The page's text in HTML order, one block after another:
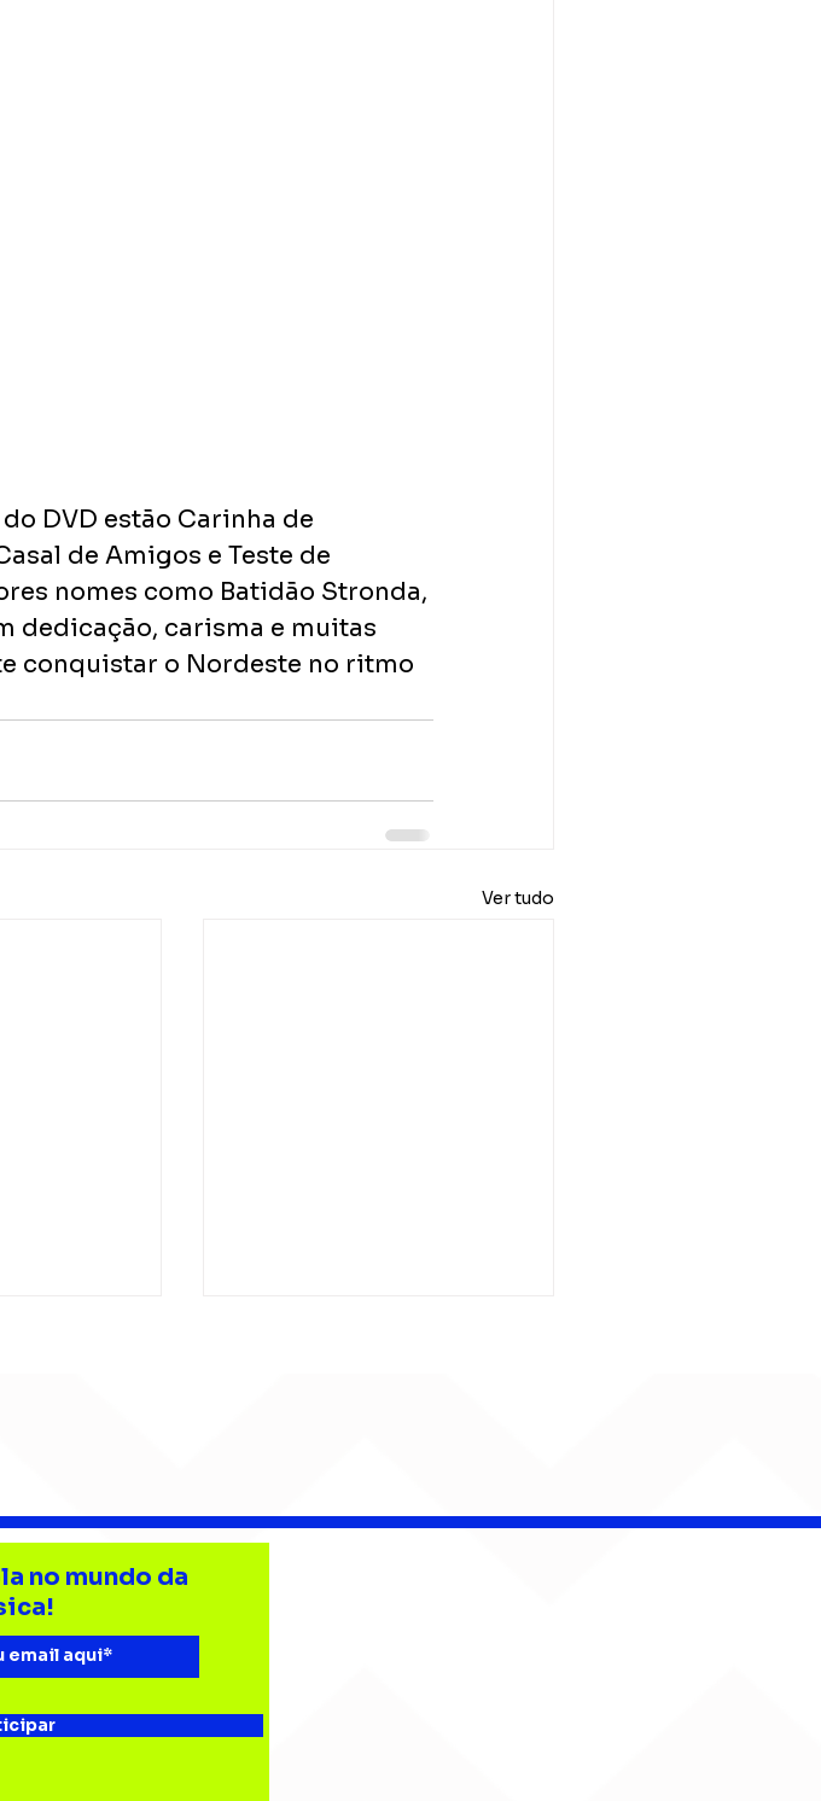
DVD estão Carinha de
de Amigos e Teste de
nomes como Batidão Stronda,
dedicação, carisma e muitas
conquistar o Nordeste no ritmo
Ver tudo
o ZERØ
“Labirinto
Gabriel Elias faz da
no mundo da